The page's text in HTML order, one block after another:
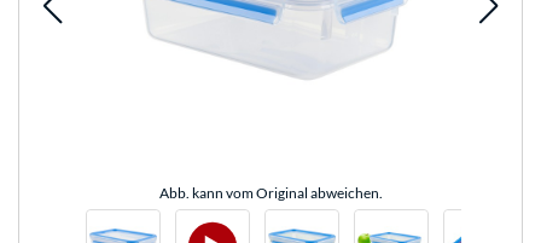
Abb. kann vom Original abweichen.